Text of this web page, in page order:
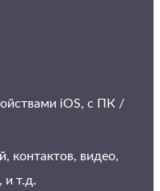
iOS, с ПК /
контактов, видео,
, и т.д.